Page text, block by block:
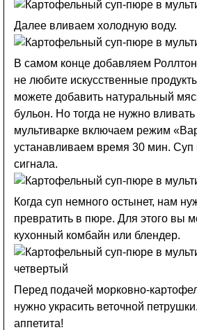
Далее вливаем холодную воду.
В самом конце добавляем
не любите искусственные
можете добавить натуральный
бульон. Но тогда не нужно
мультиварке включаем режим
устанавливаем время 30 мин. Суп
сигнала.
Когда суп немного остынет, нам
превратить в пюре. Для этого вы
кухонный комбайн или блендер.
Перед подачей морковно-
нужно украсить веточной
аппетита!